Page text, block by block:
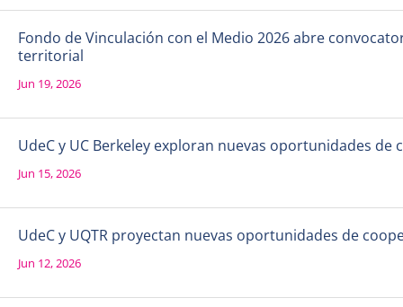
Fondo de Vinculación con el Medio 2026 abre
territorial
Jun 19, 2026
UdeC y UC Berkeley exploran nuevas oportunidades de
Jun 15, 2026
UdeC y UQTR proyectan nuevas oportunidades de
Jun 12, 2026